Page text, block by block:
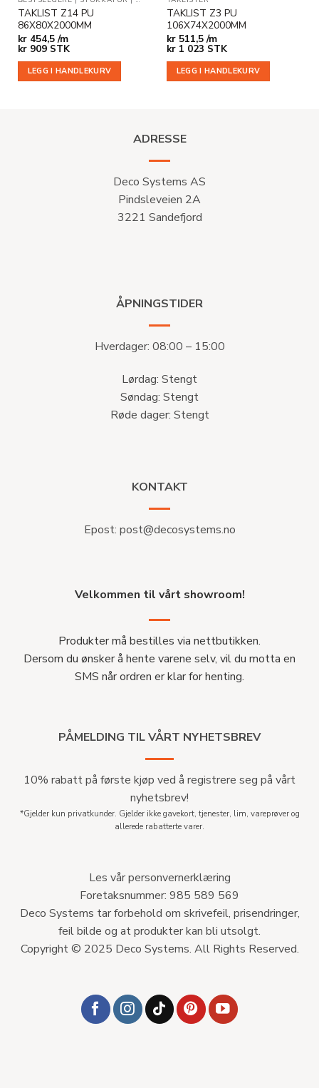
TAKLIST Z14 PU
86X80X2000MM
kr454,5 /m
kr909 STK
LEGG I HANDLEKURV
TAKLIST Z3 PU
106X74X2000MM
kr511,5 /m
kr1 023 STK
LEGG I HANDLEKURV
ADRESSE
Deco Systems AS
Pindsleveien 2A
3221 Sandefjord
ÅPNINGSTIDER
Hverdager: 08:00 – 15:00
Lørdag: Stengt
Søndag: Stengt
Røde dager: Stengt
KONTAKT
Epost: post@decosystems.no
Velkommen til vårt showroom!
Produkter må bestilles via nettbutikken.
Dersom du ønsker å hente varene selv, vil du motta en
SMS når ordren er klar for henting.
PÅMELDING TIL VÅRT NYHETSBREV
10% rabatt på første kjøp ved å registrere seg på vårt
nyhetsbrev!
*Gjelder kun privatkunder. Gjelder ikke gavekort, tjenester, lim, vareprøver og
allerede rabatterte varer.
Les vår personvernerklæring
Foretaksnummer: 985 589 569
Deco Systems tar forbehold om skrivefeil, prisendringer,
feil bilde og at produkter kan bli utsolgt.
Copyright © 2025 Deco Systems. All Rights Reserved.